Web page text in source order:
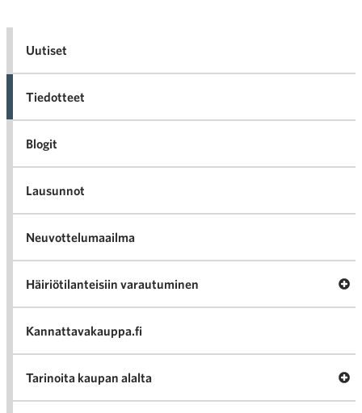
Uutiset
Tiedotteet
Blogit
Lausunnot
Neuvottelumaailma
Häiriötilanteisiin varautuminen
Kannattavakauppa.fi
Tarinoita kaupan alalta